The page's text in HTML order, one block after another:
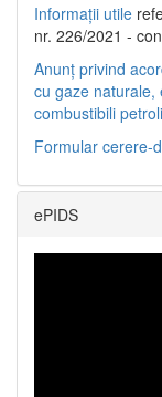
Informații utile
nr. 226/2021 -
Anunț privind
cu gaze naturale,
combustibili
Formular cerere-
ePIDS